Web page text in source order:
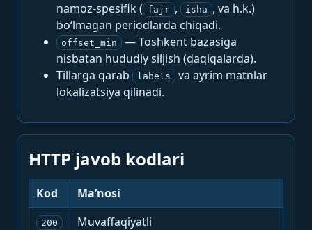
namoz-spesifik ( fajr , isha , va h.k.)
bo‘lmagan periodlarda chiqadi.
offset_min
— Toshkent bazasiga
nisbatan hududiy siljish (daqiqalarda).
Tillarga qarab
labels
va ayrim matnlar
lokalizatsiya qilinadi.
HTTP javob kodlari
Kod Ma’nosi
200 Muvaffaqiyatli